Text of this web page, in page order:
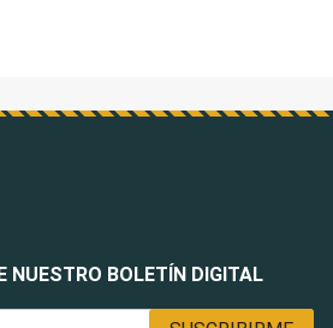
NUESTRO BOLETÍN DIGITAL